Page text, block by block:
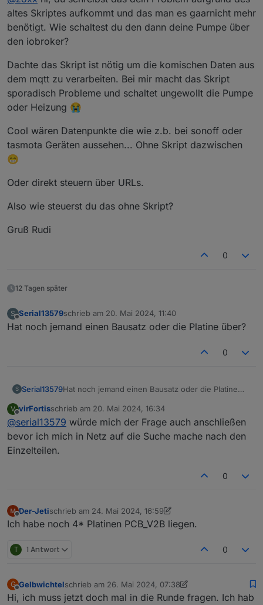
lead to an error in future versions
mqtt.0 2024-05-04 22:17:12.188 warn State
"mqtt.0.layzspa.times" has no existing object, this might
lead to an error in future versions
"mqtt.0.layzspa.message" has no existing object, this
might lead to an error in future versions
Fehler gefunden, lag an einem alten SKript, welches ich
damals mit übernommen hatte.
Das wird gar nicht mehr benötigt.
Läuft :)
altes Skriptes aufkommt und das man es gaarnicht mehr
benötigt. Wie schaltest du den dann deine Pumpe über
den iobroker?
Dachte das Skript ist nötig um die komischen Daten aus
dem mqtt zu verarbeiten. Bei mir macht das Skript
sporadisch Probleme und schaltet ungewollt die Pumpe
oder Heizung 😭
Cool wären Datenpunkte die wie z.b. bei sonoff oder
tasmota Geräten aussehen... Ohne Skript dazwischen
😁
Oder direkt steuern über URLs.
Also wie steuerst du das ohne Skript?
Gruß Rudi
0
12 Tagen später
S
Offline
Serial13579schrieb am 20. Mai 2024, 11:40
zuletzt editiert von
Hat noch jemand einen Bausatz oder die Platine über?
0
S Serial13579Hat noch jemand einen Bausatz oder die Platine
V
Offline
virFortisschrieb am 20. Mai 2024, 16:34
zuletzt editiert von
@serial13579 würde mich der Frage auch anschließen
bevor ich mich in Netz auf die Suche mache nach den
Einzelteilen.
0
Offline
Der-Jetischrieb am 24. Mai 2024, 16:59
zuletzt editiert von Der-Jeti
Ich habe noch 4* Platinen PCB_V2B liegen.
T 1 Antwort 0
G
Offline
Gelbwichtelschrieb am 26. Mai 2024, 07:38
zuletzt editiert von Gelbwichtel
Hi, ich muss jetzt doch mal in die Runde fragen. Ich hab